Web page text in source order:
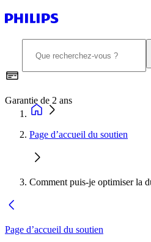
Garantie de 2 ans
Page d’accueil du soutien
Comment puis-je optimiser la
Page d’accueil du soutien